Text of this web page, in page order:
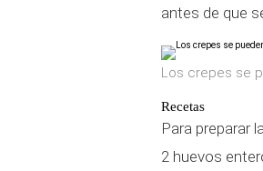
antes de que
Los crepes se
Recetas
Para preparar
2 huevos